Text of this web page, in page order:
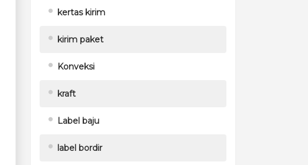
kertas kirim
kirim paket
Konveksi
kraft
Label baju
label bordir